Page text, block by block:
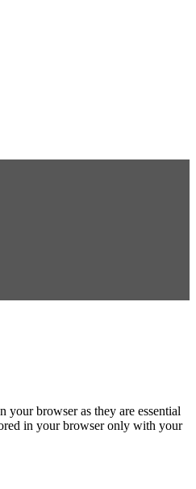
your browser as they are essential
in your browser only with your